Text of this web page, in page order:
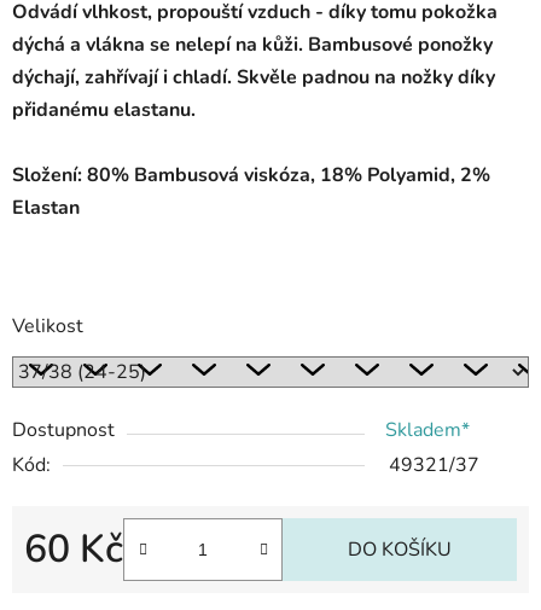
Odvádí vlhkost, propouští vzduch - díky tomu pokožka
dýchá a vlákna se nelepí na kůži. Bambusové ponožky
dýchají, zahřívají i chladí. Skvěle padnou na nožky díky
přidanému elastanu.
Složení: 80% Bambusová viskóza, 18% Polyamid, 2%
Elastan
Velikost
Dostupnost
Skladem*
Kód:
49321/37
60 Kč
Měrná cena:
DO KOŠÍKU